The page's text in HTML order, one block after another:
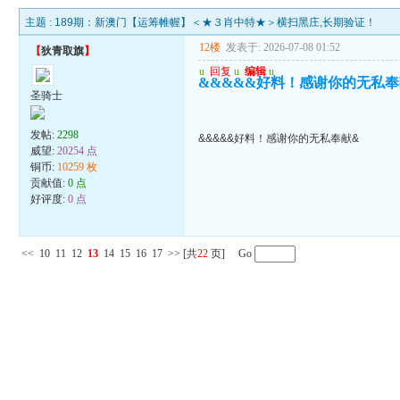
主题 : 189期：新澳门【运筹帷幄】＜★３肖中特★＞横扫黑庄,长期验证！
【狄青取旗】
圣骑士
发帖:2298
威望:20254 点
铜币: 10259 枚
贡献值:0 点
好评度:0 点
12楼 发表于: 2026-07-08 01:52
u 回复 u 编辑 u
&&&&&好料！感谢你的无私
&&&&&好料！感谢你的无私奉献&
<< 10 11 12 13 14 15 16 17 >> [共22 页] Go